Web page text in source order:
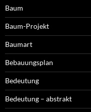
Baum
Baum-Projekt
Baumart
Bebauungsplan
Bedeutung
Bedeutung – abstrakt